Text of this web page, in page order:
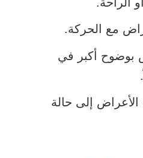
مع الحركة.
بوضوح أكبر في
إلى حالة